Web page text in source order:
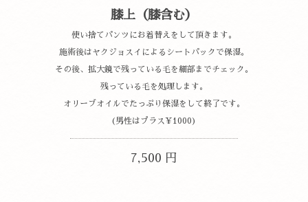
膝上（膝含む）
使い捨てパンツにお着替えをして頂きます。
施術後はヤクジョスイによるシートパックで保湿。
その後、拡大鏡で残っている毛を細部までチェック。
残っている毛を処理します。
オリーブオイルでたっぷり保湿をして終了です。
(男性はプラス¥1000)
7,500 円